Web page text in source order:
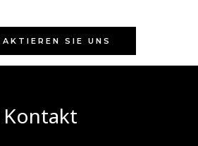
SIE UNS
Kontakt